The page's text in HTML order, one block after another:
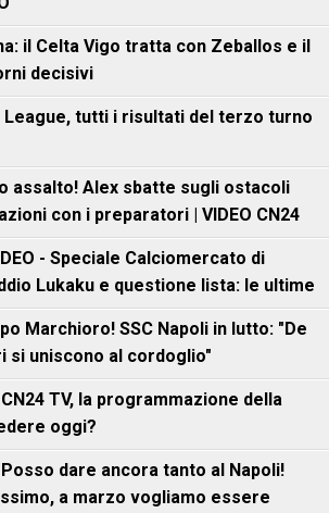
il Celta Vigo tratta con Zeballos e il
decisivi
League, tutti i risultati del terzo turno
assalto! Alex sbatte sugli ostacoli
con i preparatori | VIDEO CN24
- Speciale Calciomercato di
Lukaku e questione lista: le ultime
Marchioro! SSC Napoli in lutto: "De
si uniscono al cordoglio"
TV, la programmazione della
oggi?
dare ancora tanto al Napoli!
a marzo vogliamo essere